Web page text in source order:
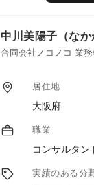
大切なスキルは一通り
プレスリリース、クラ
外でセミナーや学会な
す。
SNS社会において、
かを見極め、レベルに
る支援をさせていただ
中川美陽子（なか
合同会社ノコノコ 業務
居住地
大阪府
職業
コンサルタン
実績のある分